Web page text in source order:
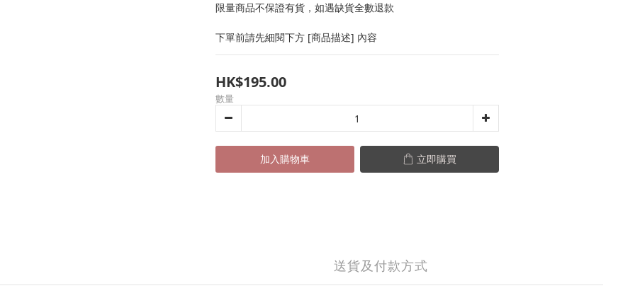
限量商品不保證有貨，如遇缺貨全數退款
下單前請先細閱下方 [商品描述] 內容
HK$195.00
數量
加入購物車 立即購買
送貨及付款方式